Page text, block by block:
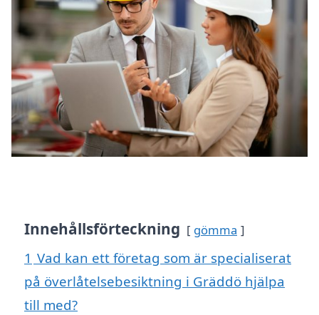
Innehållsförteckning gömma
1 Vad kan ett företag som är specialiserat
på överlåtelsebesiktning i Gräddö hjälpa
till med?